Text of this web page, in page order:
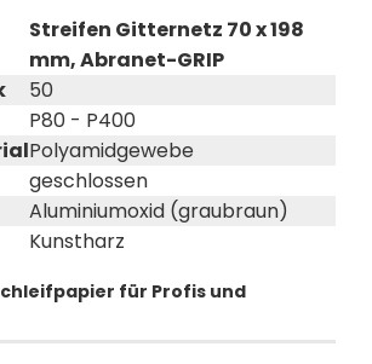
Streifen Gitternetz 70 x 198
mm, Abranet-GRIP
50
P80 - P400
Polyamidgewebe
geschlossen
Aluminiumoxid (graubraun)
Kunstharz
für Profis und